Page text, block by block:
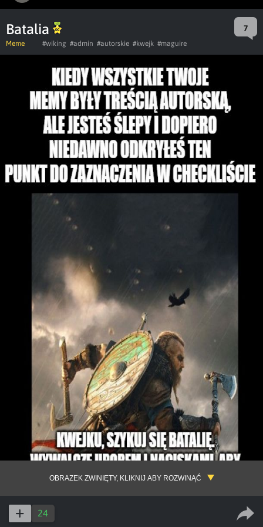
Batalia 7
Meme #wiking #admin #autorskie #kwejk #maguire
OBRAZEK ZWINIĘTY, KLIKNIJ ABY ROZWINĄĆ
24